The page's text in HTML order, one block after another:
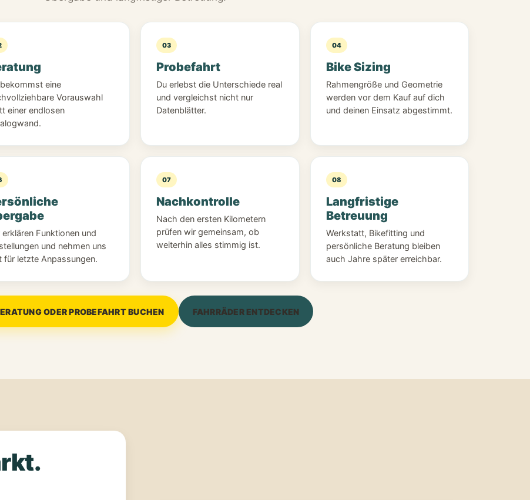
eine
Vorauswahl
einer endlosen
03
Probefahrt
Du erlebst die Unterschiede real
und vergleichst nicht nur
Datenblätter.
04
Bike Sizing
Rahmengröße und Geometrie
werden vor dem Kauf auf dich
und deinen Einsatz abgestimmt.
erklären Funktionen und
und nehmen uns
für letzte Anpassungen.
07
Nachkontrolle
Nach den ersten Kilometern
prüfen wir gemeinsam, ob
weiterhin alles stimmig ist.
08
Langfristige
Betreuung
Werkstatt, Bikefitting und
persönliche Beratung bleiben
auch Jahre später erreichbar.
ODER PROBEFAHRT BUCHEN FAHRRÄDER ENTDECKEN